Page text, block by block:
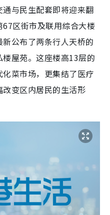
与民生配套即将迎来翻
区街市及联用综合大楼
公布了两条行人天桥的
屋苑。这座楼高13层的
菜市场，更集结了医疗
变区内居民的生活形